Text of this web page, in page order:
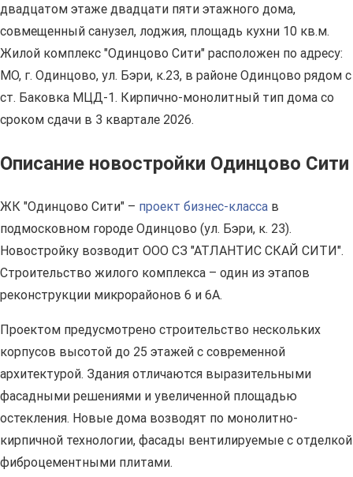
двадцатом этаже двадцати пяти этажного дома,
совмещенный санузел, лоджия, площадь кухни 10 кв.м.
Жилой комплекс "Одинцово Сити" расположен по адресу:
МО, г. Одинцово, ул. Бэри, к.23, в районе Одинцово рядом с
ст. Баковка МЦД-1. Кирпично-монолитный тип дома со
сроком сдачи в 3 квартале 2026.
Описание новостройки Одинцово Сити
ЖК "Одинцово Сити" – проект бизнес-класса в
подмосковном городе Одинцово (ул. Бэри, к. 23).
Новостройку возводит ООО СЗ "АТЛАНТИС СКАЙ СИТИ".
Строительство жилого комплекса – один из этапов
реконструкции микрорайонов 6 и 6А.
Проектом предусмотрено строительство нескольких
корпусов высотой до 25 этажей с современной
архитектурой. Здания отличаются выразительными
фасадными решениями и увеличенной площадью
остекления. Новые дома возводят по монолитно-
кирпичной технологии, фасады вентилируемые с отделкой
фиброцементными плитами.